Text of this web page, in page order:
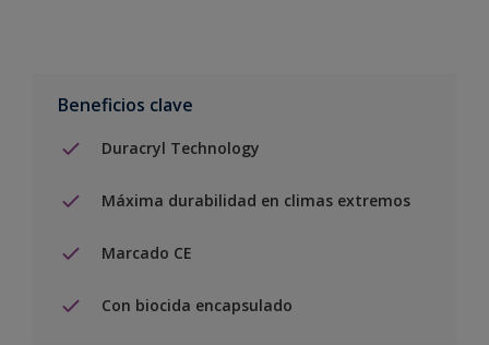
Beneficios clave
Duracryl Technology
Máxima durabilidad en climas extremos
Marcado CE
Con biocida encapsulado